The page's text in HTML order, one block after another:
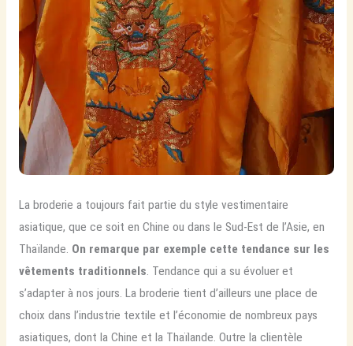
La broderie a toujours fait partie du style vestimentaire
asiatique, que ce soit en Chine ou dans le Sud-Est de l’Asie, en
Thaïlande. On remarque par exemple cette tendance sur les
vêtements traditionnels. Tendance qui a su évoluer et
s’adapter à nos jours. La broderie tient d’ailleurs une place de
choix dans l’industrie textile et l’économie de nombreux pays
asiatiques, dont la Chine et la Thaïlande. Outre la clientèle